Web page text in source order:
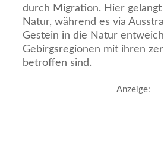
durch Migration. Hier
Natur, während es via
Gestein in die Natur
Gebirgsregionen mit ihren
betroffen sind.
Anzeige: